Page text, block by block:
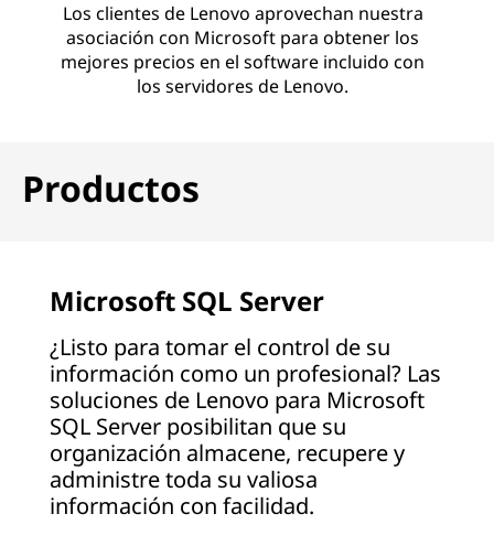
Los clientes de Lenovo aprovechan nuestra
asociación con Microsoft para obtener los
mejores precios en el software incluido con
los servidores de Lenovo.
Productos
Microsoft SQL Server
¿Listo para tomar el control de su
información como un profesional? Las
soluciones de Lenovo para Microsoft
SQL Server posibilitan que su
organización almacene, recupere y
administre toda su valiosa
información con facilidad.